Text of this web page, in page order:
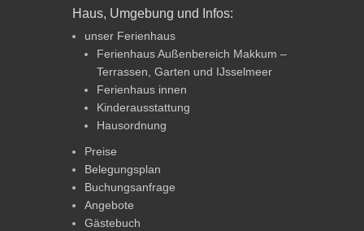
Haus, Umgebung und Infos:
unser Ferienhaus
Ferienhaus Außenbereich Makkum –
Terrassen, Garten und IJsselmeer
Ferienhaus innen
Kinderausstattung
Hausordnung
Preise
Belegungsplan
Buchungsanfrage
Angebote
Gästebuch